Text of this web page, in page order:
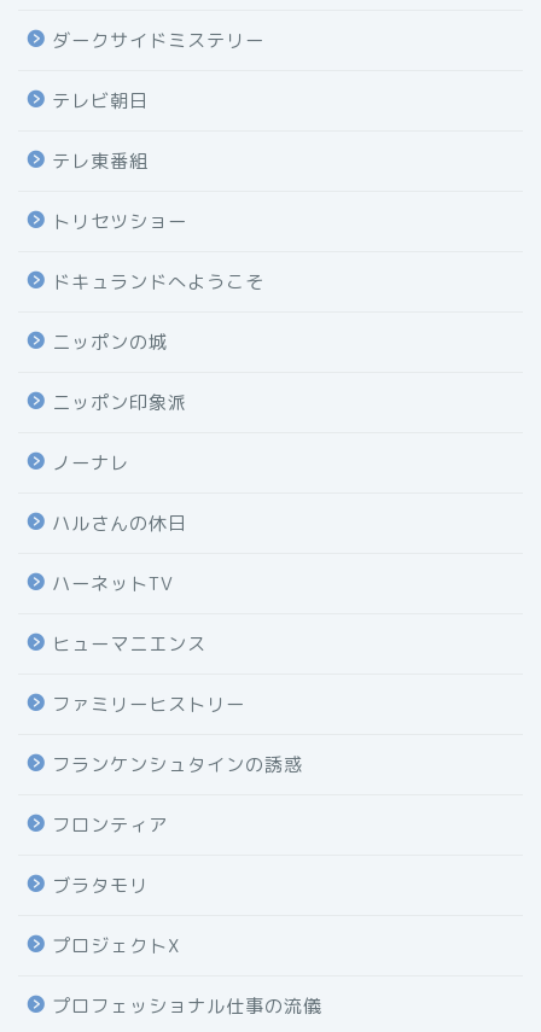
ダークサイドミステリー
テレビ朝日
テレ東番組
トリセツショー
ドキュランドへようこそ
ニッポンの城
ニッポン印象派
ノーナレ
ハルさんの休日
ハーネットTV
ヒューマニエンス
ファミリーヒストリー
フランケンシュタインの誘惑
フロンティア
ブラタモリ
プロジェクトX
プロフェッショナル仕事の流儀